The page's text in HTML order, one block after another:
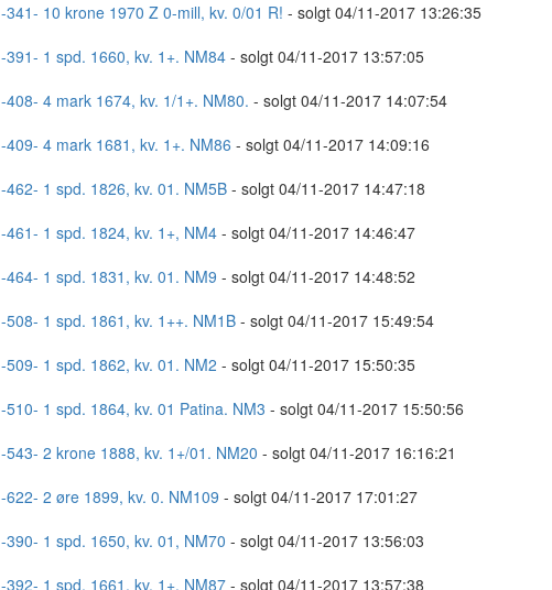
-341- 10 krone 1970 Z 0-mill, kv. 0/01 R! - solgt 04/11-2017 13:26:35
-391- 1 spd. 1660, kv. 1+. NM84- solgt 04/11-2017 13:57:05
-408- 4 mark 1674, kv. 1/1+. NM80. - solgt 04/11-2017 14:07:54
-409- 4 mark 1681, kv. 1+. NM86 - solgt 04/11-2017 14:09:16
-462- 1 spd. 1826, kv. 01. NM5B- solgt 04/11-2017 14:47:18
-461- 1 spd. 1824, kv. 1+, NM4- solgt 04/11-2017 14:46:47
-464- 1 spd. 1831, kv. 01. NM9 - solgt 04/11-2017 14:48:52
-508- 1 spd. 1861, kv. 1++. NM1B- solgt 04/11-2017 15:49:54
-509- 1 spd. 1862, kv. 01. NM2 - solgt 04/11-2017 15:50:35
-510- 1 spd. 1864, kv. 01 Patina. NM3 - solgt 04/11-2017 15:50:56
-543- 2 krone 1888, kv. 1+/01. NM20 - solgt 04/11-2017 16:16:21
-622- 2 øre 1899, kv. 0. NM109 - solgt 04/11-2017 17:01:27
-390- 1 spd. 1650, kv. 01, NM70 - solgt 04/11-2017 13:56:03
-392- 1 spd. 1661, kv. 1+. NM87- solgt 04/11-2017 13:57:38